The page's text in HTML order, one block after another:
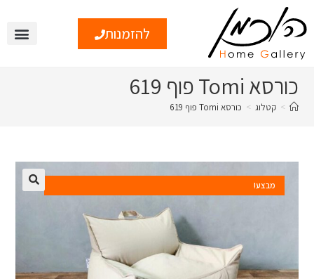
להזמנות
כורסא Tomi פוף 619
> קטלוג > כורסא Tomi פוף 619
מבצע!